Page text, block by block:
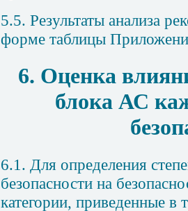
5.5. Результаты анализа
форме таблицы
6. Оценка
блока АС
6.1. Для определения
безопасности на
категории, приведенные в